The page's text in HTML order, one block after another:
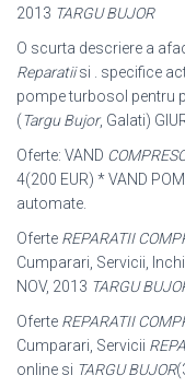
2013 TARGU BUJOR
O scurta descriere a
Reparatiisi . specifice
pompe turbosol pentru
(Targu Bujor, Galati)
Oferte: VAND
4(200 EUR) * VAND
automate.
Oferte REPARATII
Cumparari, Servicii,
NOV, 2013 TARGU
Oferte REPARATII
Cumparari, Servicii
online si TARGU BUJOR